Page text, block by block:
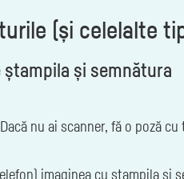
(și celelalte
și semnătura
nu ai scanner, fă o poză
imaginea cu ștampila și